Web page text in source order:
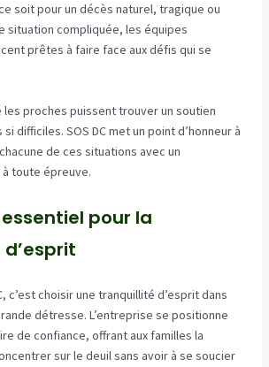
soit pour un décès naturel, tragique ou
situation compliquée, les équipes
prêtes à faire face aux défis qui se
proches puissent trouver un soutien
difficiles. SOS DC met un point d’honneur à
de ces situations avec un
toute épreuve.
pour la
c’est choisir une tranquillité d’esprit dans
détresse. L’entreprise se positionne
de confiance, offrant aux familles la
sur le deuil sans avoir à se soucier